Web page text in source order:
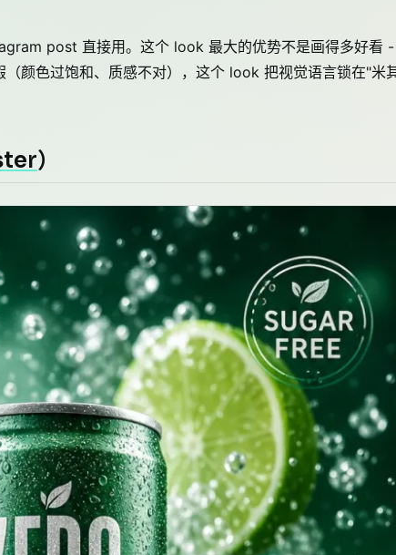
post 直接用。这个 look 最大的优势不是画得多好看
颜色过饱和、质感不对），这个 look 把视觉语言锁在"米
）